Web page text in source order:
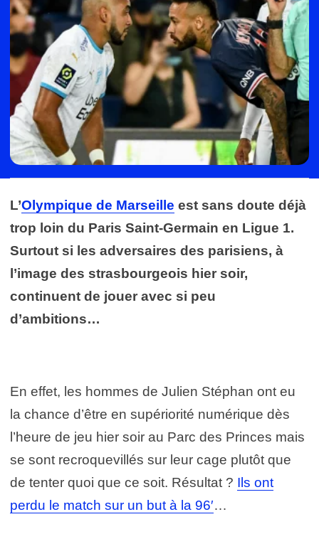
L’Olympique de Marseille est sans doute déjà
trop loin du Paris Saint-Germain en Ligue 1.
Surtout si les adversaires des parisiens, à
l’image des strasbourgeois hier soir,
continuent de jouer avec si peu
d’ambitions…
En effet, les hommes de Julien Stéphan ont eu
la chance d’être en supériorité numérique dès
l’heure de jeu hier soir au Parc des Princes mais
se sont recroquevillés sur leur cage plutôt que
de tenter quoi que ce soit. Résultat ? Ils ont
perdu le match sur un but à la 96′…